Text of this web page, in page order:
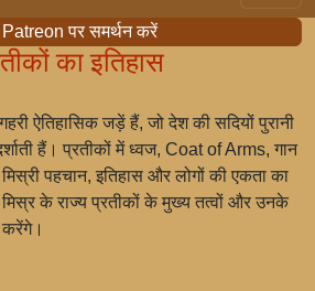
पर समर्थन करें
का इतिहास
ऐतिहासिक जड़ें हैं, जो देश की सदियों पुरानी
हैं। प्रतीकों में ध्वज, Coat of Arms, गान
पहचान, इतिहास और लोगों की एकता का
के राज्य प्रतीकों के मुख्य तत्वों और उनके
करेंगे।